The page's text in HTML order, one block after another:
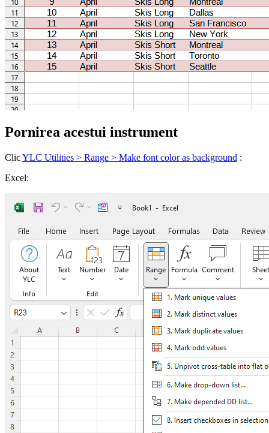
Pornirea acestui instrument
ClicYLC Utilities > Range > Make font color as background :
Excel: